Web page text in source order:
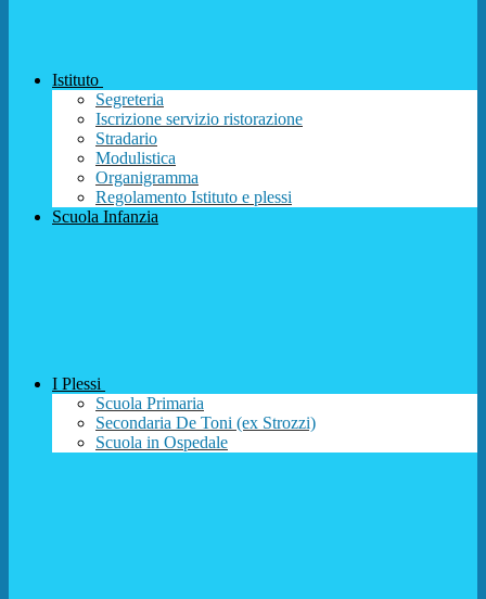
Istituto
Segreteria
Iscrizione servizio ristorazione
Stradario
Modulistica
Organigramma
Regolamento Istituto e plessi
Scuola Infanzia
I Plessi
Scuola Primaria
Secondaria De Toni (ex Strozzi)
Scuola in Ospedale